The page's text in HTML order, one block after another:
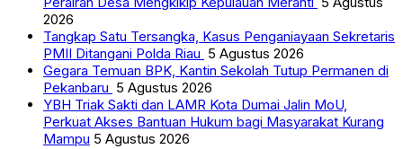
2026
Tangkap Satu Tersangka, Kasus Penganiayaan Sekretaris
PMII Ditangani Polda Riau 5 Agustus 2026
Gegara Temuan BPK, Kantin Sekolah Tutup Permanen di
Pekanbaru 5 Agustus 2026
YBH Triak Sakti dan LAMR Kota Dumai Jalin MoU,
Perkuat Akses Bantuan Hukum bagi Masyarakat Kurang
Mampu 5 Agustus 2026